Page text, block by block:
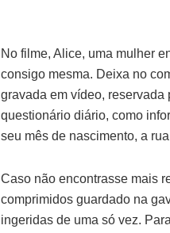
No filme, Alice, uma mulher
consigo mesma. Deixa no
gravada em vídeo,
questionário diário, como
seu mês de nascimento, a
Caso não encontrasse mais
comprimidos guardado na
ingeridas de uma só vez.